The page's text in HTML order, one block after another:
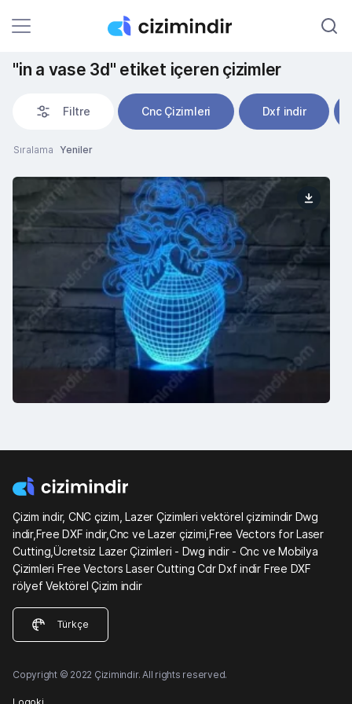
"in a vase 3d" etiket içeren çizimler
Filtre Cnc Çizimleri Dxf indir
Sıralama Yeniler
Çizim indir, CNC çizim, Lazer Çizimleri vektörel çizimindir Dwg
indir,Free DXF indir,Cnc ve Lazer çizimi,Free Vectors for Laser
Cutting,Ücretsiz Lazer Çizimleri - Dwg indir - Cnc ve Mobilya
Çizimleri Free Vectors Laser Cutting Cdr Dxf indir Free DXF
rölyef Vektörel Çizim indir
Türkçe
Copyright © 2022 Çizimindir. All rights reserved.